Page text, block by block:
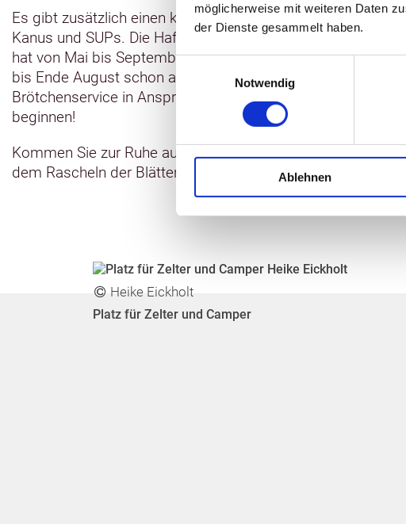
möglicherweise mit weiteren Daten
der Dienste gesammelt haben.
Notwendig
Ablehnen
Es gibt zusätzlich einen kleinen gemütlichen Hafenbar
Kanus und SUPs. Die Hafenbar bietet eine kleine Auswahl
hat von Mai bis September ab 15 Uhr bis 21 Uhr für Sie
bis Ende August schon ab 11:30 Uhr). An der Hafenbar
Brötchenservice in Anspruch nehmen und den Morgen mit
beginnen!
Kommen Sie zur Ruhe auf der Waldlichtung des
dem Rascheln der Blätter im Wind!
Heike Eickholt
Platz für Zelter und Camper